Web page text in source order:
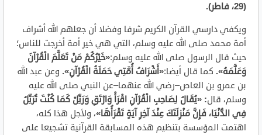
(29، فاطر).
ويكفي دارسي القرآن الكريم شرفا وفضلا أن جعلهم الله أشراف
أمة محمد صلى الله عليه وسلم، التي هي خير أمة أخرجت للناس؛
حيث قال الرسول صلى الله عليه وسلم:«خَيْرُكُمْ مَنْ تَعَلَّمَ الْقُرْآنَ
وَعَلَّمَهُ». كما قال أيضا:«أَشْرَافُ أُمَّتِي حَمَلَةُ الْقُرْآنِ». وعن عبد الله
بن عمرو بن العاص–رضي الله عنهما–عن النبي صلى الله عليه
وسلم، قال: «يُقَالُ لِصَاحِبِ الْقُرْآنِ اقْرَأْ وَارْتَقِ وَرَتِّلْ كَمَا كُنْتَ تُرَتِّلُ
فِي الدُّنْيَا، فَإِنَّ مَنْزِلَتَكَ عِنْدَ آخِرِ آيَةٍ تَقْرَأُهَا»، ولأجل هذا كله،
اهتمت المؤسسة بتنظيم هذه المسابقة القرآنية تشجيعا على